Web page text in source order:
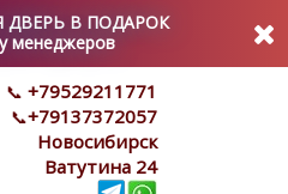
ДВЕРЬ В ПОДАРОК
менеджеров
+79529211771
+79137372057
Новосибирск
Ватутина 24